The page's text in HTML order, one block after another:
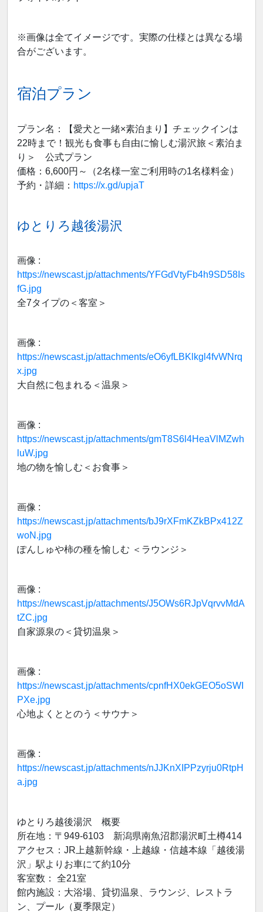
※画像は全てイメージです。実際の仕様とは異なる場
合がございます。
宿泊プラン
プラン名：【愛犬と一緒×素泊まり】チェックインは
22時まで！観光も食事も自由に愉しむ湯沢旅＜素泊ま
り＞ 公式プラン
価格：6,600円～（2名様一室ご利用時の1名様料金）
予約・詳細： https://x.gd/upjaT
ゆとりろ越後湯沢
画像 :
https://newscast.jp/attachments/YFGdVtyFb4h9SD58Is
fG.jpg
全7タイプの＜客室＞
画像 :
https://newscast.jp/attachments/eO6yfLBKlkgl4fvWNrq
x.jpg
大自然に包まれる＜温泉＞
画像 :
https://newscast.jp/attachments/gmT8S6l4HeaVlMZwh
luW.jpg
地の物を愉しむ＜お食事＞
画像 :
https://newscast.jp/attachments/bJ9rXFmKZkBPx412Z
woN.jpg
ぽんしゅや柿の種を愉しむ ＜ラウンジ＞
画像 :
https://newscast.jp/attachments/J5OWs6RJpVqrvvMdA
tZC.jpg
自家源泉の＜貸切温泉＞
画像 :
https://newscast.jp/attachments/cpnfHX0ekGEO5oSWI
PXe.jpg
心地よくととのう＜サウナ＞
画像 :
https://newscast.jp/attachments/nJJKnXIPPzyrju0RtpH
a.jpg
ゆとりろ越後湯沢 概要
所在地：〒949-6103 新潟県南魚沼郡湯沢町土樽414
アクセス：JR上越新幹線・上越線・信越本線「越後湯
沢」駅よりお車にて約10分
客室数： 全21室
館内施設：大浴場、貸切温泉、ラウンジ、レストラ
ン、プール（夏季限定）